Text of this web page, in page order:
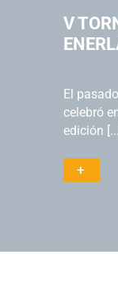
V
El
celebró
edición
+